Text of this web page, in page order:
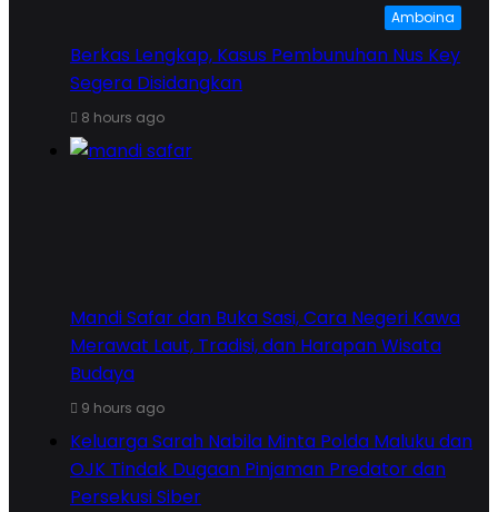
Amboina
Berkas Lengkap, Kasus Pembunuhan Nus Key
Segera Disidangkan
8 hours ago
Mandi Safar dan Buka Sasi, Cara Negeri Kawa
Merawat Laut, Tradisi, dan Harapan Wisata
Budaya
9 hours ago
Keluarga Sarah Nabila Minta Polda Maluku dan
OJK Tindak Dugaan Pinjaman Predator dan
Persekusi Siber